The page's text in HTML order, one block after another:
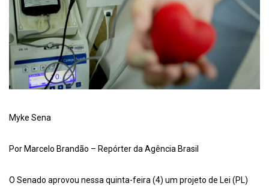
Myke Sena
Por Marcelo Brandão – Repórter da Agência Brasil
O Senado aprovou nessa quinta-feira (4) um projeto de Lei (PL)